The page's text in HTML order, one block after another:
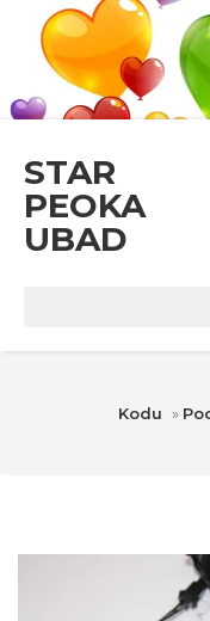
STAR
PEOKA
UBAD
Kodu »